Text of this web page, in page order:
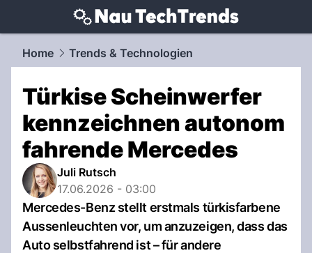
techtrends.NAU.ch
Home Trends & Technologien
Türkise Scheinwerfer
kennzeichnen autonom
fahrende Mercedes
Juli Rutsch
17.06.2026 - 03:00
Mercedes-Benz stellt erstmals türkisfarbene
Aussenleuchten vor, um anzuzeigen, dass das
Auto selbstfahrend ist – für andere